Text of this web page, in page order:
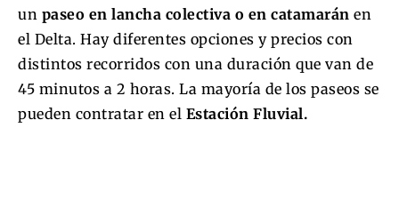
un paseo en lancha colectiva o en catamarán en
el Delta. Hay diferentes opciones y precios con
distintos recorridos con una duración que van de
45 minutos a 2 horas. La mayoría de los paseos se
pueden contratar en el Estación Fluvial.